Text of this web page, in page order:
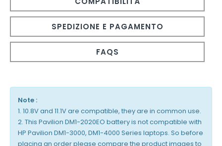
SPEDIZIONE E PAGAMENTO
FAQS
Note :
1. 10.8V and 11.1V are compatible, they are in common use.
2. This Pavilion DM1-2020EO battery is not compatible with
HP Pavilion DM1-3000, DM1-4000 Series laptops. So before
placing an order please compare the product images to